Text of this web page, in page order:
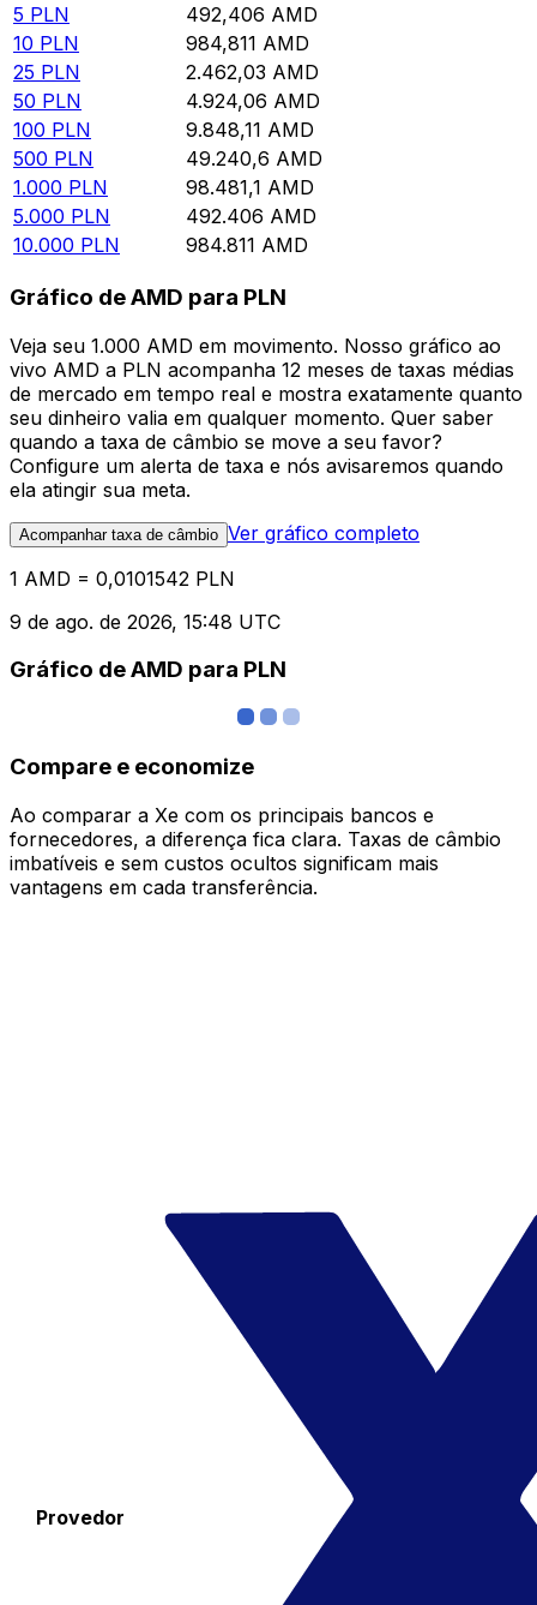
5 PLN 492,406 AMD
10 PLN 984,811 AMD
25 PLN 2.462,03 AMD
50 PLN 4.924,06 AMD
100 PLN 9.848,11 AMD
500 PLN 49.240,6 AMD
1.000 PLN 98.481,1 AMD
5.000 PLN 492.406 AMD
10.000 PLN 984.811 AMD
Gráfico de AMD para PLN
Veja seu 1.000 AMD em movimento. Nosso gráfico ao
vivo AMD a PLN acompanha 12 meses de taxas médias
de mercado em tempo real e mostra exatamente quanto
seu dinheiro valia em qualquer momento. Quer saber
quando a taxa de câmbio se move a seu favor?
Configure um alerta de taxa e nós avisaremos quando
ela atingir sua meta.
Acompanhar taxa de câmbio Ver gráfico completo
1 AMD = 0,0101542 PLN
9 de ago. de 2026, 15:48 UTC
Gráfico de AMD para PLN
Compare e economize
Ao comparar a Xe com os principais bancos e
fornecedores, a diferença fica clara. Taxas de câmbio
imbatíveis e sem custos ocultos significam mais
vantagens em cada transferência.
Provedor